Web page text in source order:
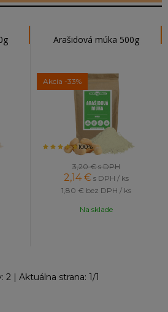
Arašidová múka 500g
Akcia -33%
100%
3,20 €s DPH
2,14 € s DPH / ks
1,80 € bez DPH / ks
Na sklade
2 | Aktuálna strana: 1/1